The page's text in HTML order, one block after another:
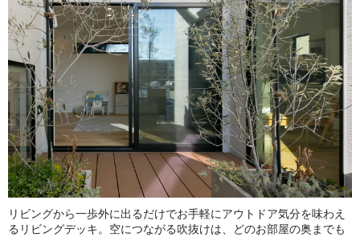
リビングから一歩外に出るだけでお手軽にアウトドア気分を味わえ
るリビングデッキ。空につながる吹抜けは、どのお部屋の奥までも